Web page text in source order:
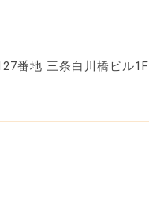
番地 三条白川橋ビル1F